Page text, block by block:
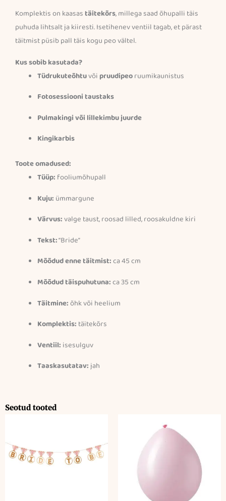
Komplektis on kaasastäitekõrs, millega saad õhupalli täis
puhuda lihtsalt ja kiiresti. Isetihenev ventiil tagab, et pärast
täitmist püsib pall täis kogu peo vältel.
Kus sobib kasutada?
Tüdrukuteõhtuvõipruudipeoruumikaunistus
Fotosessiooni taustaks
Pulmakingi või lillekimbu juurde
Kingikarbis
Toote omadused:
Tüüp: fooliumõhupall
Kuju: ümmargune
Värvus:valge taust, roosad lilled, roosakuldne kiri
Tekst:“Bride”
Mõõdud enne täitmist:ca 45 cm
Mõõdud täispuhutuna:ca 35 cm
Täitmine:õhk või heelium
Komplektis: täitekõrs
Ventiil: isesulguv
Taaskasutatav:jah
Seotud tooted